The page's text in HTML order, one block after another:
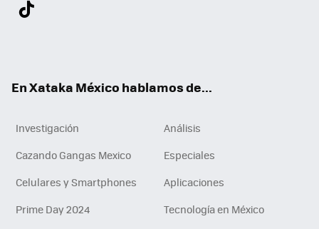
En Xataka México hablamos de...
Investigación
Análisis
Cazando Gangas Mexico
Especiales
Celulares y Smartphones
Aplicaciones
Prime Day 2024
Tecnología en México